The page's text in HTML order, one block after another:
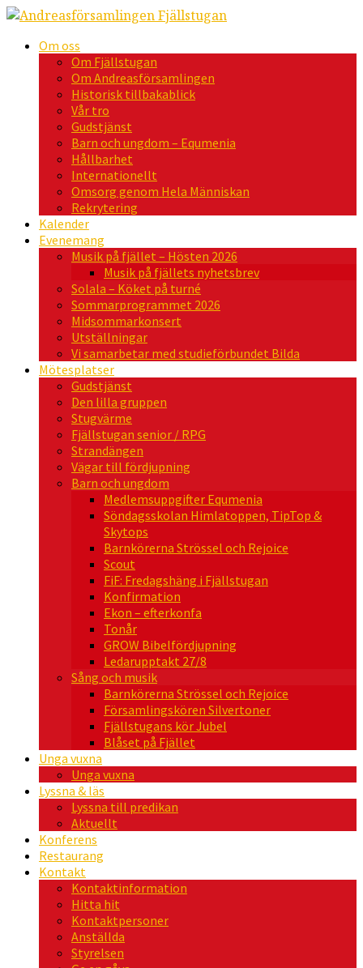
Om oss
Om Fjällstugan
Om Andreasförsamlingen
Historisk tillbakablick
Vår tro
Gudstjänst
Barn och ungdom – Equmenia
Hållbarhet
Internationellt
Omsorg genom Hela Människan
Rekrytering
Kalender
Evenemang
Musik på fjället – Hösten 2026
Musik på fjällets nyhetsbrev
Solala – Köket på turné
Sommarprogrammet 2026
Midsommarkonsert
Utställningar
Vi samarbetar med studieförbundet Bilda
Mötesplatser
Gudstjänst
Den lilla gruppen
Stugvärme
Fjällstugan senior / RPG
Strandängen
Vägar till fördjupning
Barn och ungdom
Medlemsuppgifter Equmenia
Söndagsskolan Himlatoppen, TipTop &
Skytops
Barnkörerna Strössel och Rejoice
Scout
FiF: Fredagshäng i Fjällstugan
Konfirmation
Ekon – efterkonfa
Tonår
GROW Bibelfördjupning
Ledarupptakt 27/8
Sång och musik
Barnkörerna Strössel och Rejoice
Församlingskören Silvertoner
Fjällstugans kör Jubel
Blåset på Fjället
Unga vuxna
Unga vuxna
Lyssna & läs
Lyssna till predikan
Aktuellt
Konferens
Restaurang
Kontakt
Kontaktinformation
Hitta hit
Kontaktpersoner
Anställda
Styrelsen